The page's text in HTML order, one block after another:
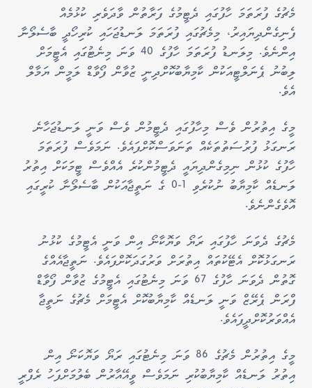
މެޗުގެ ފުރަތަމަ ހާފުގައި ދެޓީމުގެ ފަރާތުން ވާދަވެރި ކުޅުމެއް
ފެނިގެންދިޔައިރު، މިމެޗުގައި ފުރަތަމަ ލަނޑުޖަހައި ކުރިހޯދީ ބާސެލޯނާ
އިންނެވެ. މިލަނޑު ފުރަތަމަ ހާފުގެ 40 ވަނަ މިނެޓުގައި އެޓީމަށް
ލިބުނު ޕެނަލްޓީއަކުން ކާމިޔާބުކޮށްދިނީ ޒުވާން ފޯވާޑް ލަމީން ޔަމާލް
އެވެ.
މީގެ އިތުރުން ވެސް މިހާފުގައި ދެޓީމުން ވެސް ވަނީ ލަނޑުޖަހާނެ
ރަނގަޅު ފުރުސަތުތަކެއް ތަނަވަސްކޮށްފައެވެ. ނަމަވެސް ފުރަތަމަ
ހާފުގެ ކުޅުން ނިމިގެންދިޔައީ ދެޓީމުންކުރެ އެއްވެސް ޓީމަކަށް އިތުރު
ލަނޑެއް ކާމިޔާބު ނުކުރެވި 1-0 ގެ ނަތީޖާއަކުން ބާސެލޯނާ ކުރީގައި
އޮވެގެންނެވެ.
މެޗުގެ ދެވަނަ ހާފުގައި ރަޔޯ ވަޔޮކާނޯ އިން ވަނީ އެޓީމުގެ ކުޅުނު
ރަނގަޅުކޮށް އެޓޭކުތައް އިތުރަށް ވަރުގަދަކޮށްފައެވެ. ނަތީޖާއެއްގެ
ގޮތުން ދެވަނަ ހާފުގެ 67 ވަނަ މިނެޓުގައި އެޓީމުގެ ޒުވާން ފޯވާޑް
ފްރަން ޕެރޭޒް ވަނީ ލަނޑެއް ކާމިޔާބުކޮށް އެޓީމަށް މެޗުގެ ނަތީޖާ
އެއްވަރުކޮށްދީފައެވެ.
މީގެ އިތުރުން މެޗުގެ 86 ވަނަ މިނެޓުގައި ރަޔޯ ވަޔޮކަނޯ އިން
އިތުރު ލަނޑެއް ކާމިޔާބުކުރި ނަމަވެސް ވީއޭއާރުން ބެލުމަށްފަހު ރެފްރީ